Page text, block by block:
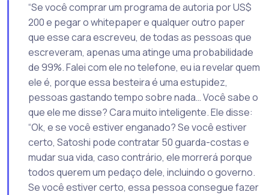
“Se você comprar um programa de autoria por US$
200 e pegar o whitepaper e qualquer outro paper
que esse cara escreveu, de todas as pessoas que
escreveram, apenas uma atinge uma probabilidade
de 99%. Falei com ele no telefone, eu ia revelar quem
ele é, porque essa besteira é uma estupidez,
pessoas gastando tempo sobre nada… Você sabe o
que ele me disse? Cara muito inteligente. Ele disse:
“Ok, e se você estiver enganado? Se você estiver
certo, Satoshi pode contratar 50 guarda-costas e
mudar sua vida, caso contrário, ele morrerá porque
todos querem um pedaço dele, incluindo o governo.
Se você estiver certo, essa pessoa consegue fazer